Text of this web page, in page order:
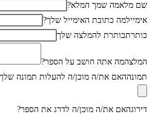
שם מלאמה שמך המלא?
אימיילמה כתובת האימייל שלך?
כותרתכותרת להמלצה שלך
המלצהמה אתה חושב על הספר?
תמונההאם את/ה מוכן/ה להעלות תמונה שלך
דירוגהאם את/ה מוכן/ה לדרג את הספר?